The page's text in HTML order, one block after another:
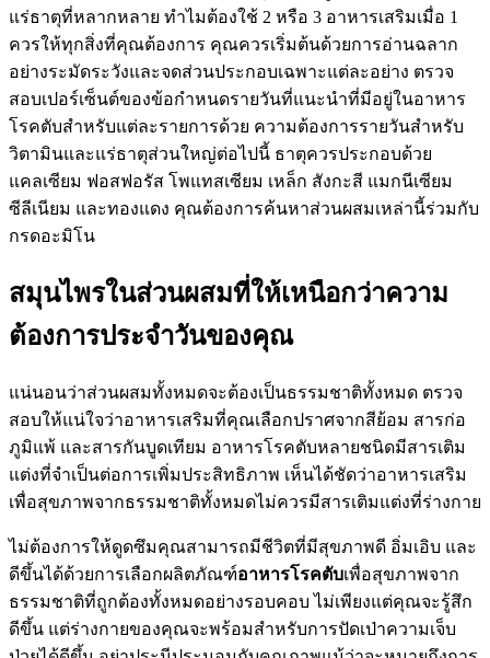
แร่ธาตุที่หลากหลาย ทำไมต้องใช้ 2 หรือ 3 อาหารเสริมเมื่อ 1
ควรให้ทุกสิ่งที่คุณต้องการ คุณควรเริ่มต้นด้วยการอ่านฉลาก
อย่างระมัดระวังและจดส่วนประกอบเฉพาะแต่ละอย่าง ตรวจ
สอบเปอร์เซ็นต์ของข้อกำหนดรายวันที่แนะนำที่มีอยู่ในอาหาร
โรคตับสำหรับแต่ละรายการด้วย ความต้องการรายวันสำหรับ
วิตามินและแร่ธาตุส่วนใหญ่ต่อไปนี้ ธาตุควรประกอบด้วย
แคลเซียม ฟอสฟอรัส โพแทสเซียม เหล็ก สังกะสี แมกนีเซียม
ซีลีเนียม และทองแดง คุณต้องการค้นหาส่วนผสมเหล่านี้ร่วมกับ
กรดอะมิโน
สมุนไพรในส่วนผสมที่ให้เหนือกว่าความ
ต้องการประจำวันของคุณ
แน่นอนว่าส่วนผสมทั้งหมดจะต้องเป็นธรรมชาติทั้งหมด ตรวจ
สอบให้แน่ใจว่าอาหารเสริมที่คุณเลือกปราศจากสีย้อม สารก่อ
ภูมิแพ้ และสารกันบูดเทียม อาหารโรคตับหลายชนิดมีสารเติม
แต่งที่จำเป็นต่อการเพิ่มประสิทธิภาพ เห็นได้ชัดว่าอาหารเสริม
เพื่อสุขภาพจากธรรมชาติทั้งหมดไม่ควรมีสารเติมแต่งที่ร่างกาย
ไม่ต้องการให้ดูดซึมคุณสามารถมีชีวิตที่มีสุขภาพดี อิ่มเอิบ และ
ดีขึ้นได้ด้วยการเลือกผลิตภัณฑ์อาหารโรคตับเพื่อสุขภาพจาก
ธรรมชาติที่ถูกต้องทั้งหมดอย่างรอบคอบ ไม่เพียงแต่คุณจะรู้สึก
ดีขึ้น แต่ร่างกายของคุณจะพร้อมสำหรับการปัดเป่าความเจ็บ